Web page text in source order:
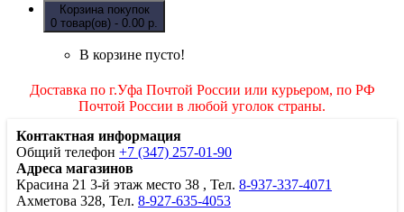
Корзина покупок
0 товар(ов) - 0.00 р.
В корзине пусто!
Доставка по г.Уфа Почтой России или курьером, по РФ
Почтой России в любой уголок страны.
Контактная информация
Общий телефон +7 (347) 257-01-90
Адреса магазинов
Красина 21 3-й этаж место 38 , Тел. 8-937-337-4071
Ахметова 328, Тел. 8-927-635-4053